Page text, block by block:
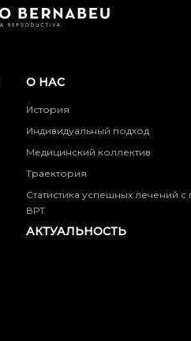
О НАС
История
Индивидуальный подход
Медицинский коллектив
Траектория
Статистика успешных лечений
ВРТ
АКТУАЛЬНОСТЬ